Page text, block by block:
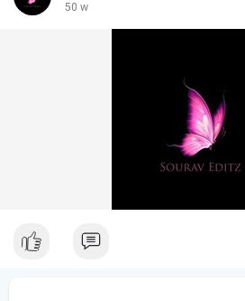
50 w